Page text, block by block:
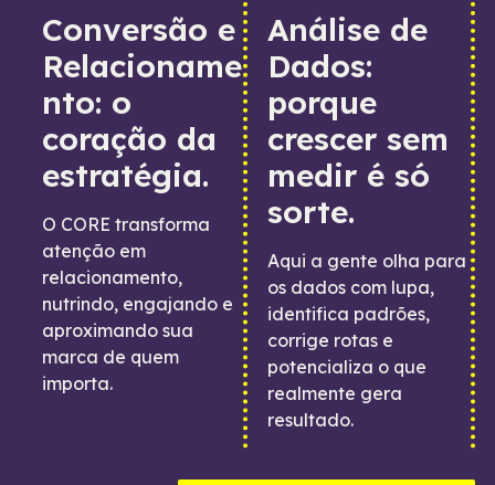
Conversão e
Relacioname
nto: o
coração da
estratégia.
O CORE transforma
atenção em
relacionamento,
nutrindo, engajando e
aproximando sua
marca de quem
importa.
Análise de
Dados:
porque
crescer sem
medir é só
sorte.
Aqui a gente olha para
os dados com lupa,
identifica padrões,
corrige rotas e
potencializa o que
realmente gera
resultado.